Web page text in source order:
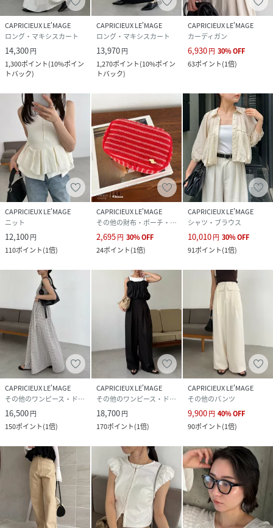
CAPRICIEUX LE'MAGE
ロング・マキシスカート
14,300円
1,300ポイント(10%ポイン
トバック)
CAPRICIEUX LE'MAGE
ロング・マキシスカート
13,970円
1,270ポイント(10%ポイン
トバック)
CAPRICIEUX LE'MAGE
カーディガン
6,930円 30%OFF
63ポイント(1倍)
CAPRICIEUX LE'MAGE
ニット
12,100円
110ポイント(1倍)
CAPRICIEUX LE'MAGE
その他の財布・ポーチ・ケース
2,695円 30%OFF
24ポイント(1倍)
CAPRICIEUX LE'MAGE
シャツ・ブラウス
10,010円 30%OFF
91ポイント(1倍)
CAPRICIEUX LE'MAGE
その他のワンピース・ドレス
16,500円
150ポイント(1倍)
CAPRICIEUX LE'MAGE
その他のワンピース・ドレス
18,700円
170ポイント(1倍)
CAPRICIEUX LE'MAGE
その他のパンツ
9,900円 40%OFF
90ポイント(1倍)